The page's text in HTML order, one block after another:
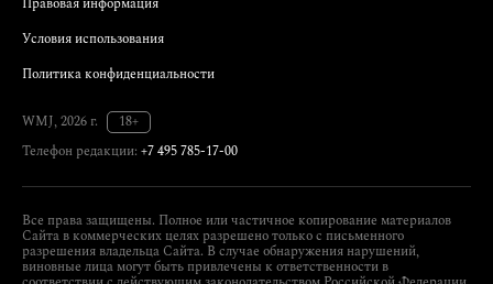
Условия использования
Политика конфиденциальности
WMJ, 2026 г.
18+
Телефон редакции: +7 495 785-17-00
Все права защищены. Полное или частичное копирование материалов
Сайта в коммерческих целях разрешено только с письменного
разрешения владельца Сайта. В случае обнаружения нарушений,
виновные лица могут быть привлечены к ответственности в